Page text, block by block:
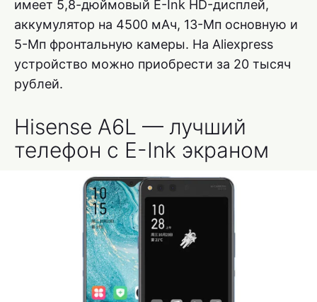
имеет 5,8-дюймовый E-Ink HD-дисплей,
аккумулятор на 4500 мАч, 13-Мп основную и
5-Мп фронтальную камеры. На Aliexpress
устройство можно приобрести за 20 тысяч
рублей.
Hisense A6L — лучший
телефон с E-Ink экраном